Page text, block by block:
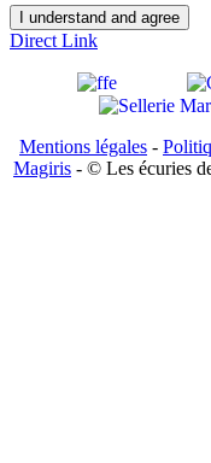
I understand and agree
Direct Link
Mentions légales -
Magiris - © Les écuries